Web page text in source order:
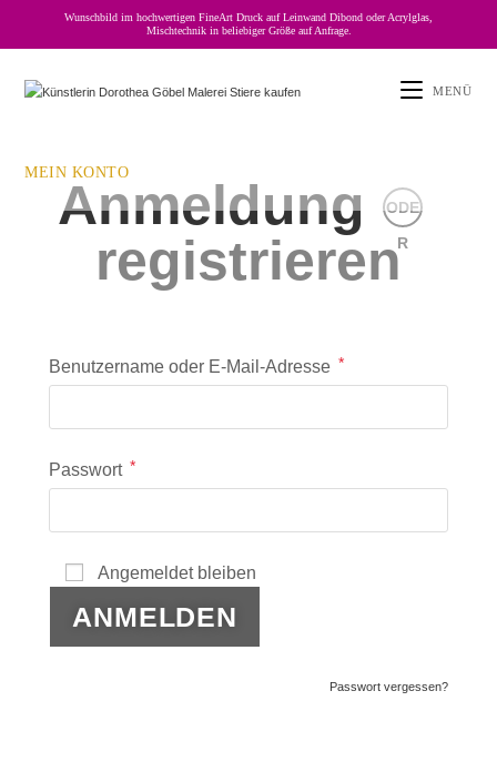
Wunschbild im hochwertigen FineArt Druck auf Leinwand Dibond oder Acrylglas,
Mischtechnik in beliebiger Größe auf Anfrage.
MENÜ
MEIN KONTO
Anmeldung
ODE
R
registrieren
Benutzername oder E-Mail-Adresse *
Passwort *
Angemeldet bleiben
ANMELDEN
Passwort vergessen?